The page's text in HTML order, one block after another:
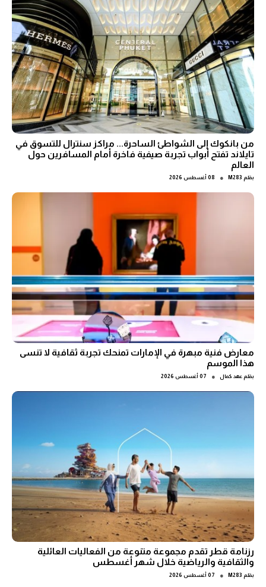
من بانكوك إلى الشواطئ الساحرة... مراكز سنترال للتسوق في
تايلاند تفتح أبواب تجربة صيفية فاخرة أمام المسافرين حول
العالم
بقلم M283
● 08 أغسطس 2026
معارض فنية مبهرة في الإمارات تمنحك تجربة ثقافية لا تنسى
هذا الموسم
بقلم عهد كمال ● 07 أغسطس 2026
رزنامة قطر تقدم مجموعة متنوعة من الفعاليات العائلية
والثقافية والرياضية خلال شهر أغسطس
بقلم M283
● 07 أغسطس 2026